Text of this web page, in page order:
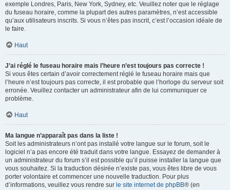
exemple Londres, Paris, New York, Sydney, etc. Veuillez noter que le réglage
du fuseau horaire, comme la plupart des autres paramètres, n’est accessible
qu’aux utilisateurs inscrits. Si vous n’êtes pas inscrit, c’est l’occasion idéale de
le faire.
Haut
J’ai réglé le fuseau horaire mais l’heure n’est toujours pas correcte !
Si vous êtes certain d’avoir correctement réglé le fuseau horaire mais que
l’heure n’est toujours pas correcte, il est probable que l’horloge du serveur soit
erronée. Veuillez contacter un administrateur afin de lui communiquer ce
problème.
Haut
Ma langue n’apparaît pas dans la liste !
Soit les administrateurs n’ont pas installé votre langue sur le forum, soit le
logiciel n’a pas encore été traduit dans votre langue. Essayez de demander à
un administrateur du forum s’il est possible qu’il puisse installer la langue que
vous souhaitez. Si la traduction désirée n’existe pas, vous êtes libre de vous
porter volontaire et commencer une nouvelle traduction. Pour plus
d’informations, veuillez vous rendre sur le site internet de phpBB® (en